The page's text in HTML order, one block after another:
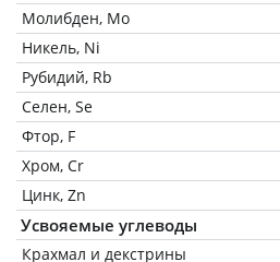
Молибден, Mo
Никель, Ni
Рубидий, Rb
Селен, Se
Фтор, F
Хром, Cr
Цинк, Zn
Усвояемые углеводы
Крахмал и декстрины